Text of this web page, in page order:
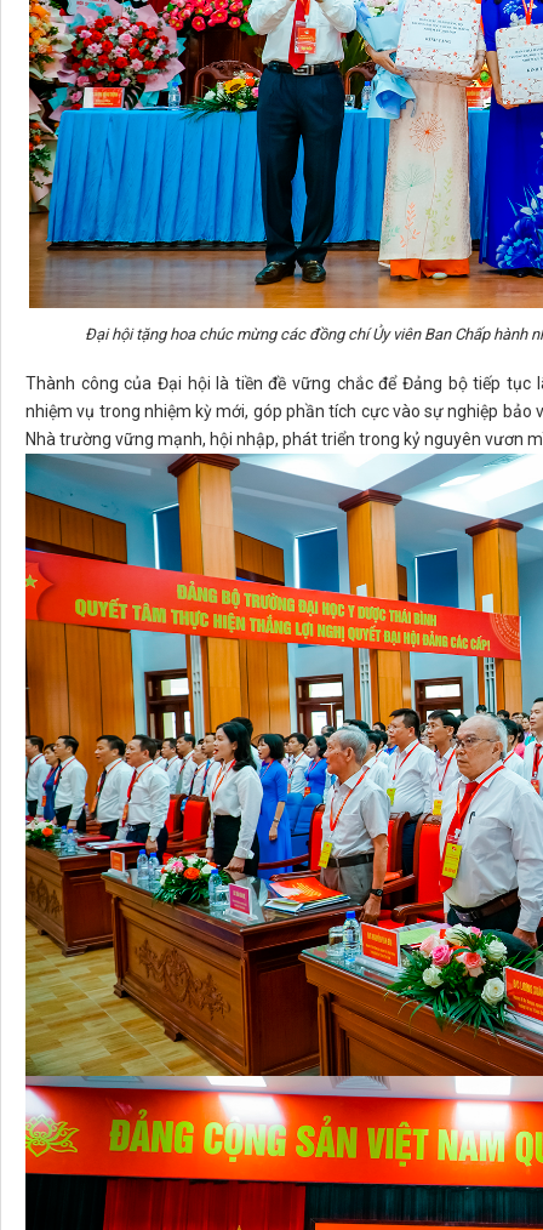
Đại hội tặng hoa chúc mừng các đồng chí Ủy viên Ban Chấp hành
Thành công của Đại hội là tiền đề vững chắc để Đảng bộ tiếp
nhiệm vụ trong nhiệm kỳ mới, góp phần tích cực vào sự nghiệp bảo
Nhà trường vững mạnh, hội nhập, phát triển trong kỷ nguyên vươn